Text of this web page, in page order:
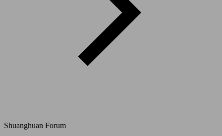
Shuanghuan Forum